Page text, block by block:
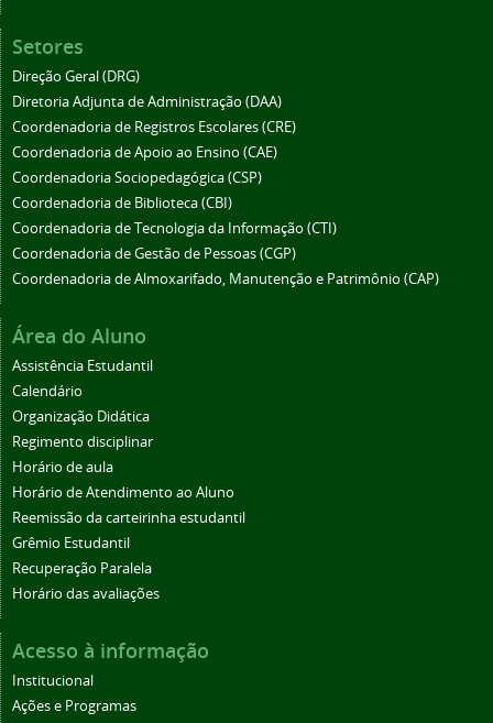
Setores
Direção Geral (DRG)
Diretoria Adjunta de Administração (DAA)
Coordenadoria de Registros Escolares (CRE)
Coordenadoria de Apoio ao Ensino (CAE)
Coordenadoria Sociopedagógica (CSP)
Coordenadoria de Biblioteca (CBI)
Coordenadoria de Tecnologia da Informação (CTI)
Coordenadoria de Gestão de Pessoas (CGP)
Coordenadoria de Almoxarifado, Manutenção e Patrimônio (CAP)
Área do Aluno
Assistência Estudantil
Calendário
Organização Didática
Regimento disciplinar
Horário de aula
Horário de Atendimento ao Aluno
Reemissão da carteirinha estudantil
Grêmio Estudantil
Recuperação Paralela
Horário das avaliações
Acesso à informação
Institucional
Ações e Programas